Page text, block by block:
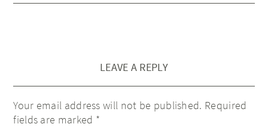
LEAVE A REPLY
Your email address will not be published. Required
fields are marked *